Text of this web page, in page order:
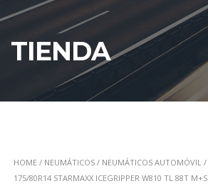
TIENDA
HOME / NEUMÁTICOS / NEUMÁTICOS AUTOMÓVIL /
175/80R14 STARMAXX ICEGRIPPER W810 TL 88T M+S